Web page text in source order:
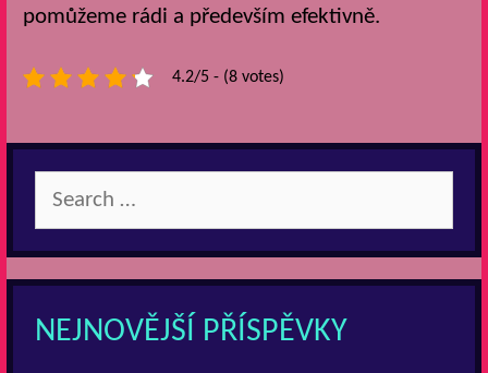
pomůžeme rádi a především efektivně.
4.2/5 - (8 votes)
for:
NEJNOVĚJŠÍ PŘÍSPĚVKY